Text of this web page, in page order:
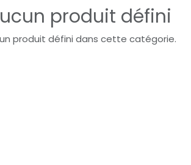
produit défini
produit défini dans cette catégorie.